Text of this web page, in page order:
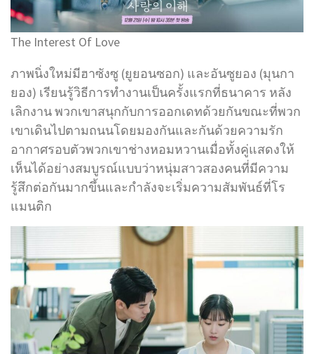
The Interest Of Love
ภาพนิ่งใหม่มีฮาซังซู (ยูยอนซอก) และอันซูยอง (มุนกา
ยอง) เรียนรู้วิธีการทำงานเป็นครั้งแรกที่ธนาคาร หลัง
เลิกงาน พวกเขาสนุกกับการออกเดทด้วยกันขณะที่พวก
เขาเดินไปตามถนนโดยมองกันและกันด้วยความรัก
อากาศรอบตัวพวกเขาช่างหอมหวานเมื่อทั้งคู่แสดงให้
เห็นได้อย่างสมบูรณ์แบบว่าหนุ่มสาวสองคนที่มีความ
รู้สึกต่อกันมากขึ้นและกำลังจะเริ่มความสัมพันธ์ที่โร
แมนติก